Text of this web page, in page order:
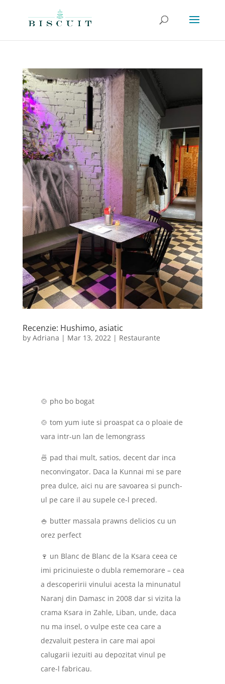
Recenzie: Hushimo, asiatic
by Adriana | Mar 13, 2022| Restaurante
🍲 pho bo bogat
🍲 tom yum iute si proaspat ca o ploaie de
vara intr-un lan de lemongrass
🍜 pad thai mult, satios, decent dar inca
neconvingator. Daca la Kunnai mi se pare
prea dulce, aici nu are savoarea si punch-
ul pe care il au supele ce-l preced.
🍚 butter massala prawns delicios cu un
orez perfect
🍷 un Blanc de Blanc de la Ksara ceea ce
imi pricinuieste o dubla rememorare – cea
a descoperirii vinului acesta la minunatul
Naranj din Damasc in 2008 dar si vizita la
crama Ksara in Zahle, Liban, unde, daca
nu ma insel, o vulpe este cea care a
dezvaluit pestera in care mai apoi
calugarii iezuiti au depozitat vinul pe
care-l fabricau.